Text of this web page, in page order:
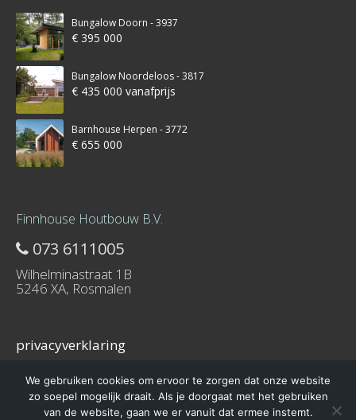
Bungalow Doorn - 3937
€ 395 000
Bungalow Noordeloos - 3817
€ 435 000 vanafprijs
Barnhouse Herpen - 3772
€ 655 000
Finnhouse Houtbouw B.V.
073 6111005
Wilhelminastraat 1B
5246 XA, Rosmalen
privacyverklaring
© 2016 – Schuurwoning-bouwen.nl is onderdeel van Finnhouse.nl
We gebruiken cookies om ervoor te zorgen dat onze website
zo soepel mogelijk draait. Als je doorgaat met het gebruiken
van de website, gaan we er vanuit dat ermee instemt.